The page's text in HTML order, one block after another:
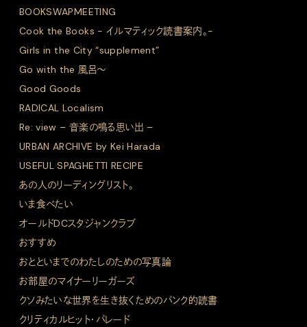
BOOKSWAPMEETING
Cook the Books - イルマティック読書案内。-
Girls in the City “supplement”
Go with the 風呂〜
Good Goods
RADICAL Localism
Re: view – 音楽の鳴る思い出 –
URBAN ARCHIVE by Kei Harada
USEFUL SPAGHETTI RECIPE
あの人のリーディングリスト。
いま食べたい
オールドDCスタジャンクラブ
おすすめ
おとといまでのわたしのための写真論
お部屋のマイナーリーガーズ
クソみたいな世界を生き抜くためのパンク的読書
クリティカルヒット・パレード